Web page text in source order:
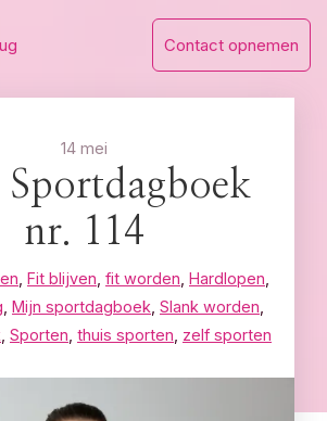
Contact opnemen
14 mei
nr. 114
Fit blijven fit worden Hardlopen
Mijn sportdagboek Slank worden
Sporten thuis sporten zelf sporten